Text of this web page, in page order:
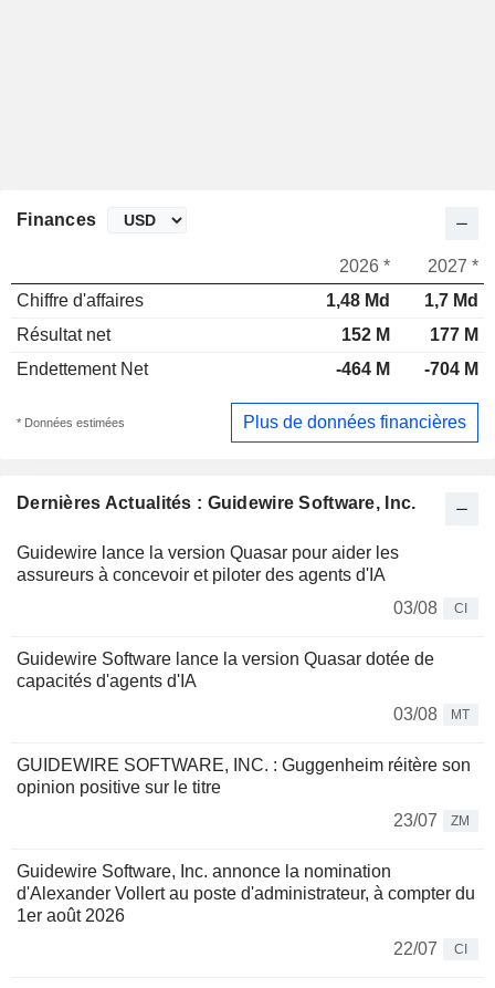
Dernières Actualités : Guidewire Software, Inc.
Guidewire lance la version Quasar pour aider les
assureurs à concevoir et piloter des agents d'IA
03/08
CI
Guidewire Software lance la version Quasar dotée de
capacités d'agents d'IA
03/08
MT
GUIDEWIRE SOFTWARE, INC. : Guggenheim réitère son
opinion positive sur le titre
23/07
ZM
Guidewire Software, Inc. annonce la nomination
d'Alexander Vollert au poste d'administrateur, à compter du
1er août 2026
22/07
CI
Finances
2026 *
2027 *
Chiffre d'affaires
1,48 Md
1,7 Md
Résultat net
152 M
177 M
Endettement Net
-464 M -704 M
* Données estimées Plus de données financières